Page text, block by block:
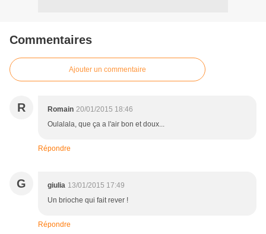
Commentaires
Ajouter un commentaire
R Romain 20/01/2015 18:46
Oulalala, que ça a l'air bon et doux...
Répondre
G giulia 13/01/2015 17:49
Un brioche qui fait rever !
Répondre